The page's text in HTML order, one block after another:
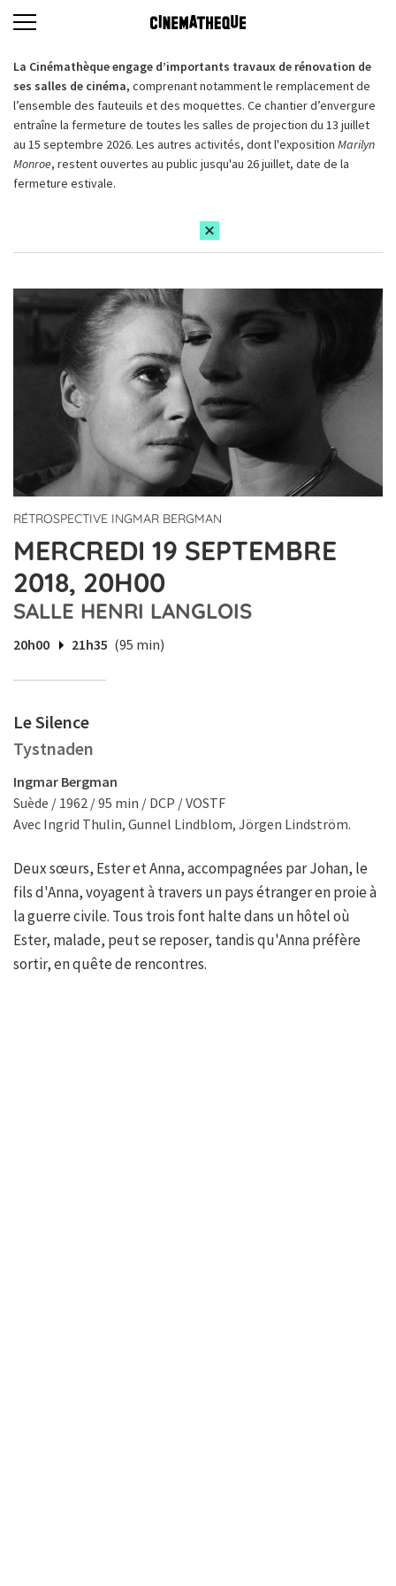
La Cinémathèque engage d’importants travaux de rénovation de
ses salles de cinéma, comprenant notamment le remplacement de
l’ensemble des fauteuils et des moquettes. Ce chantier d’envergure
entraîne la fermeture de toutes les salles de projection du 13 juillet
au 15 septembre 2026. Les autres activités, dont l'exposition Marilyn
Monroe, restent ouvertes au public jusqu'au 26 juillet, date de la
fermeture estivale.
RÉTROSPECTIVE INGMAR BERGMAN
MERCREDI 19 SEPTEMBRE
2018, 20H00
SALLE HENRI LANGLOIS
20h00 21h35 (95 min)
Le Silence
Tystnaden
Ingmar Bergman
Suède / 1962 / 95 min / DCP / VOSTF
Avec Ingrid Thulin, Gunnel Lindblom, Jörgen Lindström.
Deux sœurs, Ester et Anna, accompagnées par Johan, le
fils d'Anna, voyagent à travers un pays étranger en proie à
la guerre civile. Tous trois font halte dans un hôtel où
Ester, malade, peut se reposer, tandis qu'Anna préfère
sortir, en quête de rencontres.